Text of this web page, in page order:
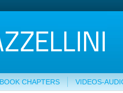
BOOK CHAPTERS VIDEOS-